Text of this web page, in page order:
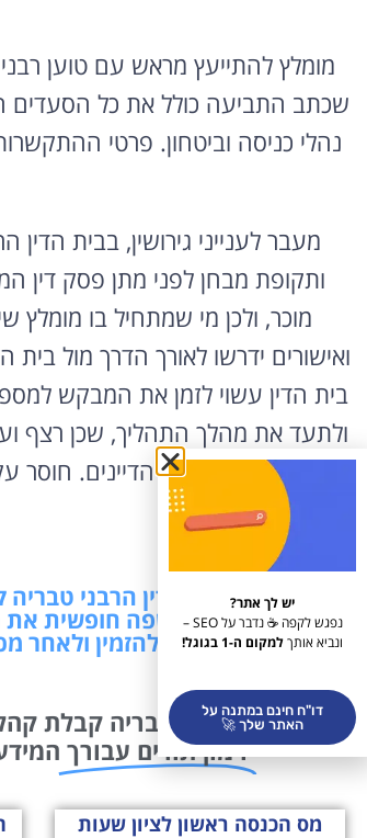
מומלץ להתייעץ מראש עם טוען
שכתב התביעה כולל את כל הסעדים
נהלי כניסה וביטחון. פרטי
מעבר לענייני גירושין, בבית הדין
ותקופת מבחן לפני מתן פסק דין
מוכר, ולכן מי שמתחיל בו מומלץ
ואישורים ידרשו לאורך הדרך מול
בית הדין עשוי לזמן את המבקש
ולתעד את מהלך התהליך, שכן רצף
מול הדיינים. חוסר
מידע בנושא בית הדין הרבני
פה! תרשמו כאן בשפה חופשית
לקבוע ולהזמין ולאחר
בית הדין הרבני טבריה קבלת
זימון תורים עבורך המידע נכון
מס הכנסה ראשון לציון שעות
יש לך אתר?
נפגש לקפה ☕ נדבר על SEO –
ונביא אותךלמקום ה-1 בגוגל!
דו"ח חינם במתנה על
האתר שלך 🚀